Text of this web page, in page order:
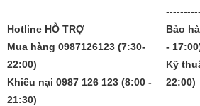
Hotline HỖ TRỢ
Mua hàng 0987126123 (7:30-
22:00)
Khiếu nại 0987 126 123 (8:00 -
21:30)
Bảo
-
Kỹ
22:00)